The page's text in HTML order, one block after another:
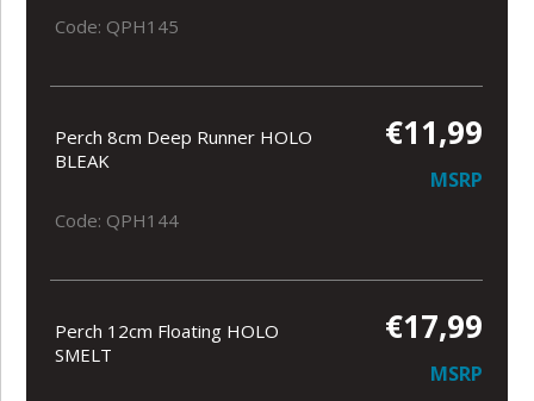
Code: QPH145
Perch 8cm Deep Runner HOLO
BLEAK
€11,99
MSRP
Code: QPH144
Perch 12cm Floating HOLO
SMELT
€17,99
MSRP